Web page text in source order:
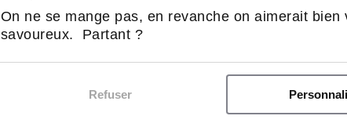
On ne se mange pas, en revanche on aimerait
savoureux. Partant ?
Refuser